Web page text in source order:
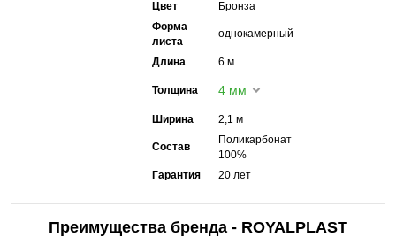
Цвет
Бронза
Форма
листа
однокамерный
Длина 6 м
Толщина 4 мм
Ширина 2,1 м
Состав
Поликарбонат
100%
Гарантия
20 лет
Преимущества бренда - ROYALPLAST